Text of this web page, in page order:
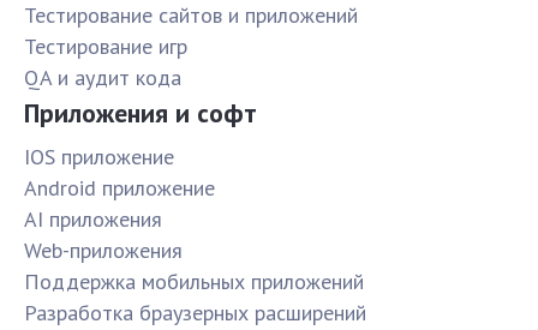
Тестирование сайтов и приложений
Тестирование игр
QA и аудит кода
Приложения и софт
IOS приложение
Android приложение
AI приложения
Web-приложения
Поддержка мобильных приложений
Разработка браузерных расширений